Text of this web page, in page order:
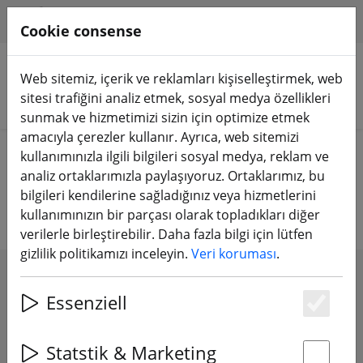
Ürünleri arayın
Home Pervane 3 inç'in altında
3 inç altında pervane
Cookie consense
Web sitemiz, içerik ve reklamları kişiselleştirmek, web
sitesi trafiğini analiz etmek, sosyal medya özellikleri
sunmak ve hizmetimizi sizin için optimize etmek
amacıyla çerezler kullanır. Ayrıca, web sitemizi
kullanımınızla ilgili bilgileri sosyal medya, reklam ve
analiz ortaklarımızla paylaşıyoruz. Ortaklarımız, bu
bilgileri kendilerine sağladığınız veya hizmetlerini
kullanımınızın bir parçası olarak topladıkları diğer
verilerle birleştirebilir. Daha fazla bilgi için lütfen
gizlilik politikamızı inceleyin. Veri koruması.
Essenziell
Statstik & Marketing